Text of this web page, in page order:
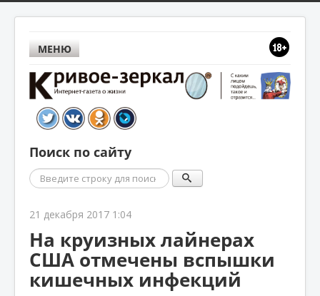
МЕНЮ
Поиск по сайту
Поиск
21 декабря 2017 1:04
На круизных лайнерах
США отмечены вспышки
кишечных инфекций